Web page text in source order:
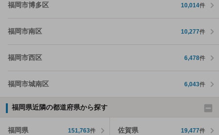
福岡市博多区 10,014件
福岡市南区 10,277件
福岡市西区 6,478件
福岡市城南区 6,043件
福岡県近隣の都道府県から探す
福岡県 151,763件 佐賀県 19,477件